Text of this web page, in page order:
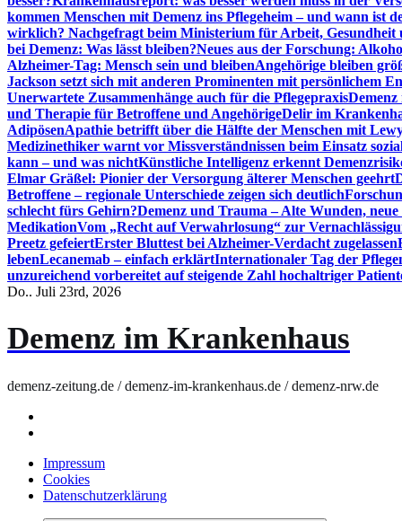
kommen Menschen mit Demenz ins Pflegeheim – und wann ist
wirklich? Nachgefragt beim Ministerium für Arbeit, Gesundheit
bei Demenz: Was lässt bleiben?Neues aus der Forschung:
Alzheimer-Tag: Mensch sein und bleibenAngehörige bleiben
Jackson setzt sich mit anderen Prominenten mit persönlichem
Unerwartete Zusammenhänge auch für die Pflegepraxis
und Therapie für Betroffene und AngehörigeDelir im
AdipösenApathie betrifft über die Hälfte der Menschen mit
Medizinethiker warnt vor Missverständnissen beim Einsatz
kann – und was nichtKünstliche Intelligenz erkennt
Elmar Gräßel: Pionier der Versorgung älterer Menschen geehrt
Betroffene – regionale Unterschiede zeigen sich deutlich
schlecht fürs Gehirn?Demenz und Trauma – Alte Wunden,
MedikationVom „Recht auf Verwahrlosung“ zur
Preetz gefeiertErster Bluttest bei Alzheimer-Verdacht zugelassen
lebenLecanemab – einfach erklärtInternationaler Tag der
unzureichend vorbereitet auf steigende Zahl hochaltriger
Do.. Juli 23rd, 2026
Demenz im Krankenhaus
demenz-zeitung.de / demenz-im-krankenhaus.de / demenz-nrw.de
Impressum
Cookies
Datenschutzerklärung